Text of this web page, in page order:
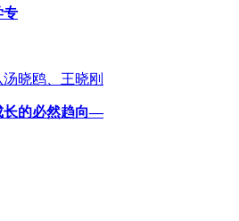
专
晓鸥、王晓刚
长的必然趋向—